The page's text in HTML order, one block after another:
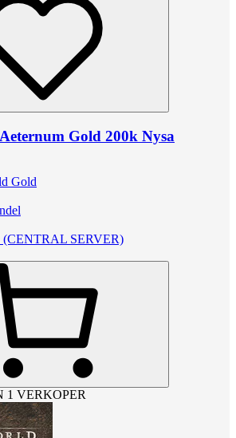
Gold 200k Nysa
Gold
(CENTRAL SERVER)
1 VERKOPER